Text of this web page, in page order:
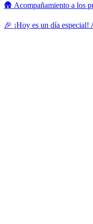
🛖 Acompañamiento a los
🎉 ¡Hoy es un día